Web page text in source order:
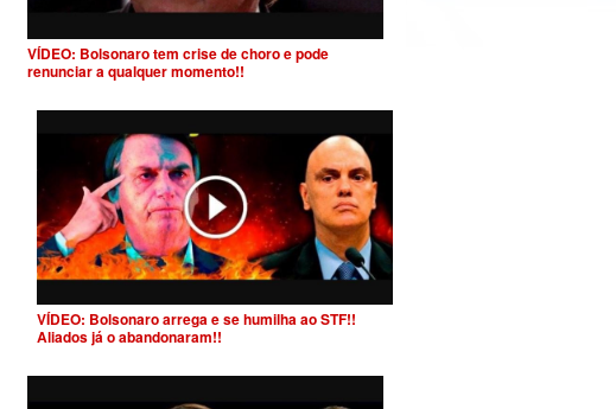
VÍDEO: Bolsonaro tem crise de choro e pode
renunciar a qualquer momento!!
VÍDEO: Bolsonaro arrega e se humilha ao STF!!
Aliados já o abandonaram!!